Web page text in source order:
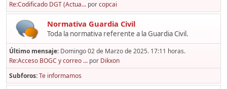
Re:Codificado DGT (Actua... porcopcai
Normativa Guardia Civil
Toda la normativa referente a la Guardia Civil.
Último mensaje: Domingo 02 de Marzo de 2025. 17:11 horas.
Re:Acceso BOGC y correo ... por Dikxon
Subforos Te informamos